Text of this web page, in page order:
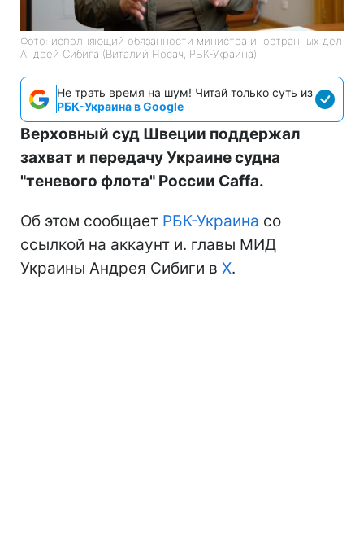
Фото: исполняющий обязанности министра иностранных дел
Андрей Сибига (Виталий Носач, РБК-Украина)
Не трать время на шум! Читай только суть из
РБК-Украина в Google
Верховный суд Швеции поддержал
захват и передачу Украине судна
"теневого флота" России Caffa.
Об этом сообщает РБК-Украина со
ссылкой на аккаунт и. главы МИД
Украины Андрея Сибиги в Х.